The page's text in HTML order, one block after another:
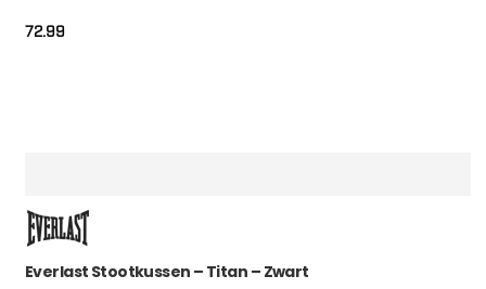
72.99
Everlast Stootkussen – Titan – Zwart